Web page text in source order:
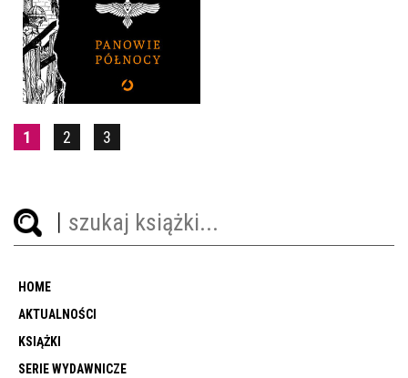
OPRAWA TWARDA
54,90 ZŁ
1 2 3
HOME
AKTUALNOŚCI
KSIĄŻKI
SERIE WYDAWNICZE